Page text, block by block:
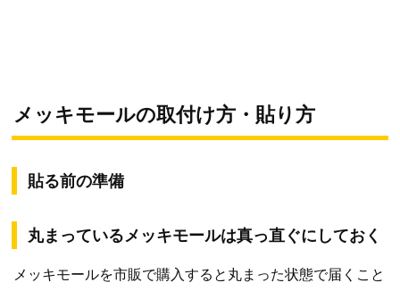
メッキモールの取付け方・貼り方
貼る前の準備
丸まっているメッキモールは真っ直ぐにしておく
メッキモールを市販で購入すると丸まった状態で届くこと